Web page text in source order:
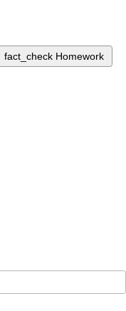
fact_check Homework